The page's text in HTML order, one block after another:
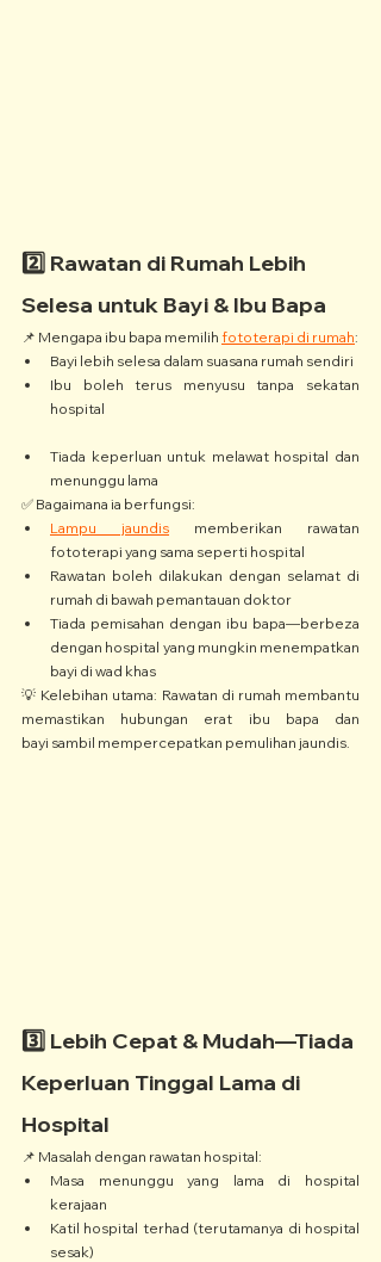
2️⃣ Rawatan di Rumah Lebih
Selesa untuk Bayi & Ibu Bapa
📌 Mengapa ibu bapa memilih fototerapi di rumah:
Bayi lebih selesa dalam suasana rumah sendiri
Ibu boleh terus menyusu tanpa sekatan
hospital
Tiada keperluan untuk melawat hospital dan
menunggu lama
✅ Bagaimana ia berfungsi:
Lampu jaundis memberikan rawatan
fototerapi yang sama seperti hospital
Rawatan boleh dilakukan dengan selamat di
rumah di bawah pemantauan doktor
Tiada pemisahan dengan ibu bapa—berbeza
dengan hospital yang mungkin menempatkan
bayi di wad khas
💡 Kelebihan utama: Rawatan di rumah membantu
memastikan hubungan erat ibu bapa dan
bayi sambil mempercepatkan pemulihan jaundis.
3️⃣ Lebih Cepat & Mudah—Tiada
Keperluan Tinggal Lama di
Hospital
📌 Masalah dengan rawatan hospital:
Masa menunggu yang lama di hospital
kerajaan
Katil hospital terhad (terutamanya di hospital
sesak)